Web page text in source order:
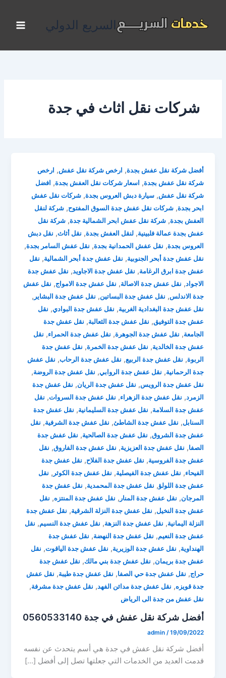
المحتوى
السريع الدولي
شركات نقل اثاث في جدة
أفضل شركة نقل عفش بجدة, ارخص شركة نقل عفش, ارخص
شركة نقل عفش بجدة, اسعار شركات نقل العفش بجدة, افضل
شركة نقل عفش,سيارة دبش العروس بجدة,شركات نقل عفش
ابحر بجدة,شركات نقل عفش جدة السوق المفتوح,شركة لنقل
العفش بجدة,شركة نقل عفش ابحر الشمالية جدة,شركة نقل
عفش بجدة عمالة فلبينية,لنقل العفش بجدة, نقل أثاث, نقل دبش
العروس بجدة, نقل عفش الحمدانية بجدة, نقل عفش السامر بجدة,
نقل عفش جدة أبحر الجنوبية, نقل عفش جدة أبحر الشمالية, نقل
عفش جدة ابرق الرغامة, نقل عفش جدة الاجاويد, نقل عفش جدة
الاجواد, نقل عفش جدة الاصالة, نقل عفش جدة الامواج, نقل عفش
جدة الاندلس, نقل عفش جدة البساتين, نقل عفش جدة البشاير ,
نقل عفش جدة البغدادية الغربية, نقل عفش جدة البوادي, نقل
عفش جدة التوفيق, نقل عفش جدة الثعالبة, نقل عفش جدة
الجامعة, نقل عفش جدة الجوهرة, نقل عفش جدة الحمراء, نقل
عفش جدة الخالدية, نقل عفش جدة الخمرة, نقل عفش جدة
الربوة, نقل عفش جدة الربيع, نقل عفش جدة الرحاب, نقل عفش
جدة الرحمانية, نقل عفش جدة الروابي, نقل عفش جدة الروضة,
نقل عفش جدة الرويس, نقل عفش جدة الريان, نقل عفش جدة
الزمرد, نقل عفش جدة الزهراء, نقل عفش جدة السروات, نقل
عفش جدة السلامة, نقل عفش جدة السليمانية, نقل عفش جدة
السنابل, نقل عفش جدة الشاطئ, نقل عفش جدة الشرفية, نقل
عفش جدة الشروق, نقل عفش جدة الصالحية, نقل عفش جدة
الصفا, نقل عفش جدة العزيزية, نقل عفش جدة الفاروق, نقل
عفش جدة الفروسية, نقل عفش جدة الفلاح, نقل عفش جدة
الفيحاء, نقل عفش جدة الفيصلية, نقل عفش جدة الكوثر , نقل
عفش جدة اللولؤ, نقل عفش جدة المحمدية, نقل عفش جدة
المرجان, نقل عفش جدة المنار , نقل عفش جدة المنتزه, نقل
عفش جدة النخيل, نقل عفش جدة النزلة الشرقية, نقل عفش جدة
النزلة اليمانية, نقل عفش جدة النزهة, نقل عفش جدة النسيم, نقل
عفش جدة النعيم, نقل عفش جدة النهضة, نقل عفش جدة
الهنداوية, نقل عفش جدة الوزيرية, نقل عفش جدة الياقوت, نقل
عفش جدة بريمان, نقل عفش جدة بني مالك, نقل عفش جدة
حراج, نقل عفش جدة حي الصفا, نقل عفش جدة طيبة, نقل عفش
جدة قويزه, نقل عفش جدة مدائن الفهد, نقل عفش جدة مشرفة,
نقل عفش من جدة الى الرياض
أفضل شركة نقل عفش في جدة 0560533140
admin /19/09/2022
أفضل شركة نقل عفش في جدة هي أسم يتحدث عن نفسه
قدمت العديد من الخدمات التي جعلتها تصل إلى أفضل […]